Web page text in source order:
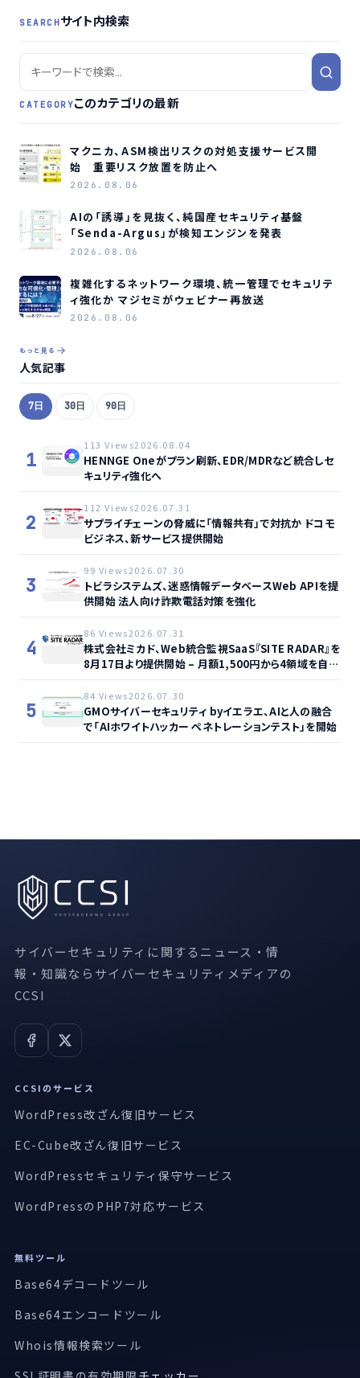
SEARCHサイト内検索
CATEGORYこのカテゴリの最新
マクニカ、ASM検出リスクの対処支援サービス開
始 重要リスク放置を防止へ
2026.08.06
AIの「誘導」を見抜く、純国産セキュリティ基盤
「Senda-Argus」が検知エンジンを発表
2026.08.06
複雑化するネットワーク環境、統一管理でセキュリテ
ィ強化か マジセミがウェビナー再放送
2026.08.06
もっと見る
人気記事
7日 30日 90日
1
113 Views2026.08.04
HENNGE Oneがプラン刷新、EDR/MDRなど統合しセ
キュリティ強化へ
2
112 Views2026.07.31
サプライチェーンの脅威に「情報共有」で対抗か ドコモ
ビジネス、新サービス提供開始
3
99 Views2026.07.30
トビラシステムズ、迷惑情報データベースWeb APIを提
供開始 法人向け詐欺電話対策を強化
4
86 Views2026.07.31
株式会社ミカド、Web統合監視SaaS『SITE RADAR』を
8月17日より提供開始 – 月額1,500円から4領域を自動
監視、動的サイト…
5
84 Views2026.07.30
GMOサイバーセキュリティ byイエラエ、AIと人の融合
で「AIホワイトハッカー ペネトレーションテスト」を開始
サイバーセキュリティに関するニュース・情
報・知識ならサイバーセキュリティメディアの
CCSI
CCSIのサービス
WordPress改ざん復旧サービス
EC-Cube改ざん復旧サービス
WordPressセキュリティ保守サービス
WordPressのPHP7対応サービス
無料ツール
Base64デコードツール
Base64エンコードツール
Whois情報検索ツール